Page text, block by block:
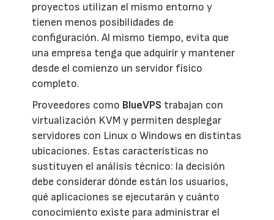
proyectos utilizan el mismo entorno y
tienen menos posibilidades de
configuración. Al mismo tiempo, evita que
una empresa tenga que adquirir y mantener
desde el comienzo un servidor físico
completo.
Proveedores como BlueVPS trabajan con
virtualización KVM y permiten desplegar
servidores con Linux o Windows en distintas
ubicaciones. Estas características no
sustituyen el análisis técnico: la decisión
debe considerar dónde están los usuarios,
qué aplicaciones se ejecutarán y cuánto
conocimiento existe para administrar el